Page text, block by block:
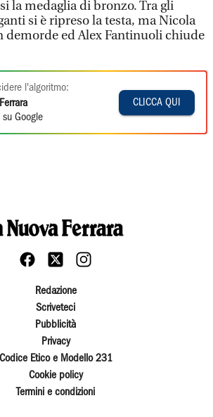
la medaglia di bronzo. Tra gli
si è ripreso la testa, ma Nicola
ed Alex Fantinuoli chiude
l'algoritmo:
Google
CLICCA QUI
Redazione
Scriveteci
Pubblicità
Privacy
Codice Etico e Modello 231
Cookie policy
Termini e condizioni